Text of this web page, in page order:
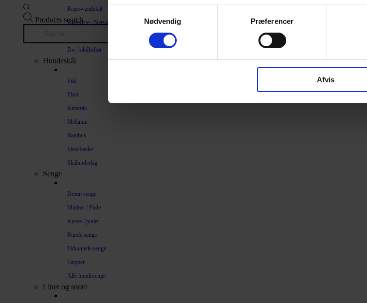
Nødvendig
Præferencer
Afvis
Rejse-vandskål
Køresyge / Nervøsitet
Div. biltilbehør
Hundeskål
Stål
Plast
Keramik
Melamin
Bambus
Slowfeeder
Skålunderlag
Senge
Donut senge
Madras / Pude
Kurve / puder
Runde senge
Firkantede senge
Tæpper
Alle hundesenge
Liner og snore
Products search